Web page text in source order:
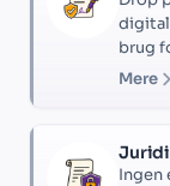
brug
Mere
Ingen